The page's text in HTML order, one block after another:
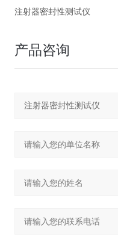
注射器密封性测试仪
产品咨询